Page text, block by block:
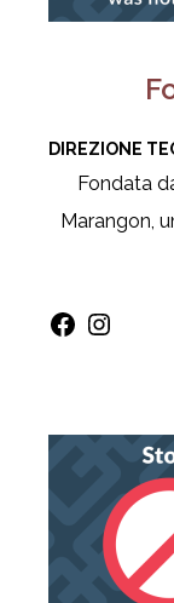
DIREZIONE
Fondata
Marangon,